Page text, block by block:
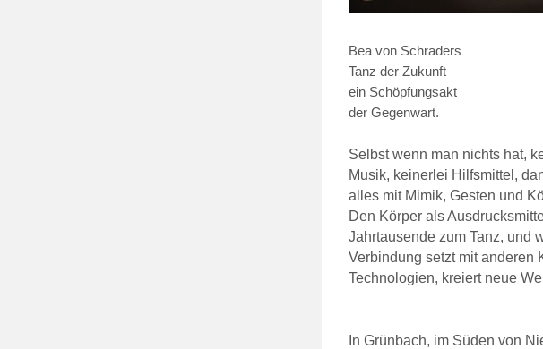
Bea von Schraders
Tanz der Zukunft –
ein Schöpfungsakt
der Gegenwart.
Selbst wenn man nichts hat,
Musik, keinerlei Hilfsmittel,
alles mit Mimik, Gesten und
Den Körper als
Jahrtausende zum Tanz, und
Verbindung setzt mit anderen
Technologien, kreiert neue
In Grünbach, im Süden von